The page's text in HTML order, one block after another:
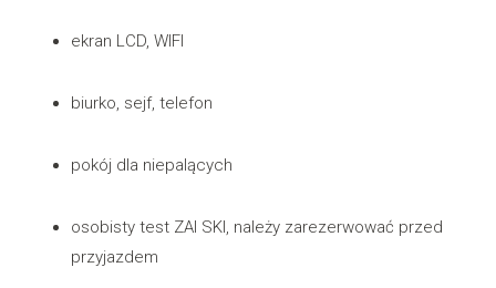
ekran LCD, WIFI
biurko, sejf, telefon
pokój dla niepalących
osobisty test ZAI SKI, należy zarezerwować przed
przyjazdem